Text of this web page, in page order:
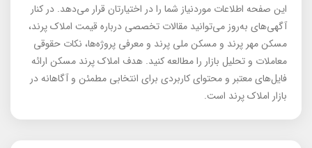
این صفحه اطلاعات موردنیاز شما را در اختیارتان قرار می‌دهد. در کنار
آگهی‌های به‌روز می‌توانید مقالات تخصصی درباره قیمت املاک پرند،
مسکن مهر پرند و مسکن ملی پرند و معرفی پروژه‌ها، نکات حقوقی
معاملات و تحلیل بازار را مطالعه کنید. هدف املاک پرند مسکن ارائه
فایل‌های معتبر و محتوای کاربردی برای انتخابی مطمئن و آگاهانه در
بازار املاک پرند است.